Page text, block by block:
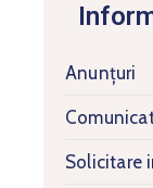
Anunțuri
Solicitare